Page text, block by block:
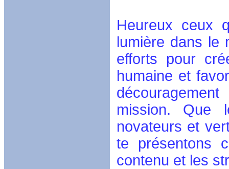
Heureux ceux
lumière dans le
efforts pour
humaine et
mission. Que
novateurs et
te présentons
contenu et les